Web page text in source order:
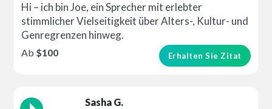
Hi – ich bin Joe, ein Sprecher mit erlebter
stimmlicher Vielseitigkeit über Alters-, Kultur- und
Genregrenzen hinweg.
Erhalten Sie Zitat
Ab $100
Sasha G.